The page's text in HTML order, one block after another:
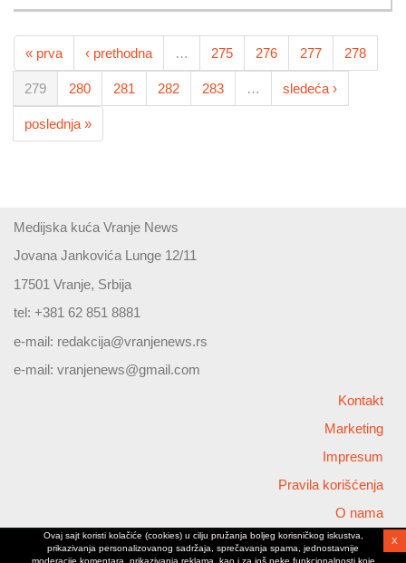
« prva ‹ prethodna … 275 276 277 278
279 280 281 282 283 … sledeća ›
poslednja »
Medijska kuća Vranje News
Jovana Jankovića Lunge 12/11
17501 Vranje, Srbija
tel: +381 62 851 8881
e-mail: redakcija@vranjenews.rs
e-mail: vranjenews@gmail.com
Kontakt
Marketing
Impresum
Pravila korišćenja
O nama
Copyright © 2026 Vranjenews
All rights reserved
Ovaj sajt koristi kolačiće (cookies) u cilju pružanja boljeg korisničkog iskustva,
prikazivanja personalizovanog sadržaja, sprečavanja spama, jednostavnije
moderacije komentara, prikazivanja reklama, kao i za još neke funkcionalnosti koje
X